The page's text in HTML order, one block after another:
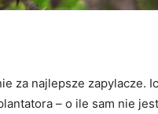
za najlepsze zapylacze.
– o ile sam nie